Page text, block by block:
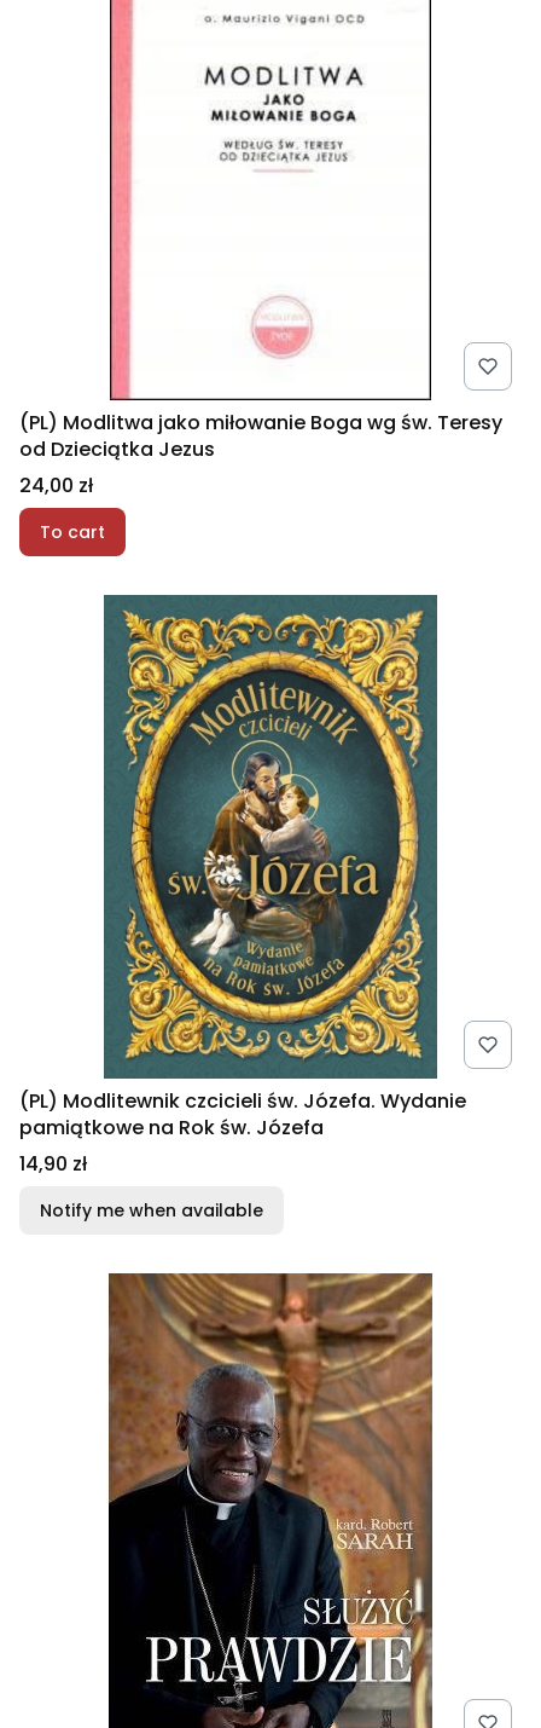
(PL) Modlitwa jako miłowanie Boga wg św. Teresy
od Dzieciątka Jezus
Price
24,00 zł
To cart
(PL) Modlitewnik czcicieli św. Józefa. Wydanie
pamiątkowe na Rok św. Józefa
Price
14,90 zł
Notify me when available